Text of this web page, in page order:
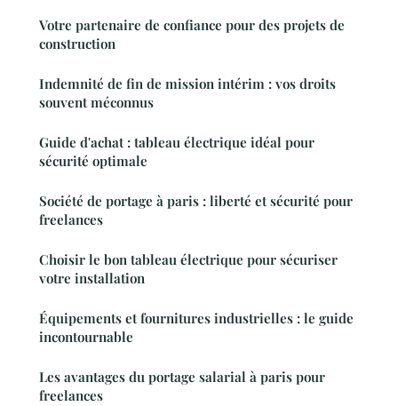
Votre partenaire de confiance pour des projets de
construction
Indemnité de fin de mission intérim : vos droits
souvent méconnus
Guide d'achat : tableau électrique idéal pour
sécurité optimale
Société de portage à paris : liberté et sécurité pour
freelances
Choisir le bon tableau électrique pour sécuriser
votre installation
Équipements et fournitures industrielles : le guide
incontournable
Les avantages du portage salarial à paris pour
freelances